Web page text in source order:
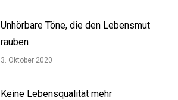
Unhörbare Töne, die den Lebensmut
rauben
3. Oktober 2020
Keine Lebensqualität mehr